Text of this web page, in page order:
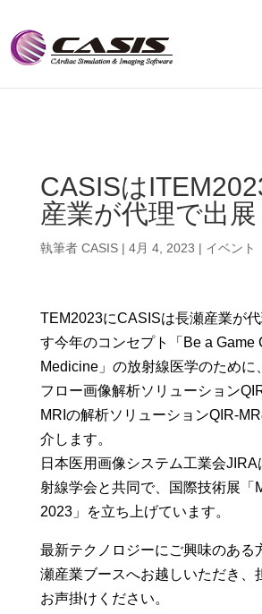
CASISは
産業が代理で出
執筆者 CASIS| 4月 4, 2023 | イベント
TEM2023にCASISは長瀬産業が
す今年のコンセプト「Be a Game
Medicine」の放射線医学のために
フロー画像解析ソリューション
MRIの解析ソリューションQIR-
介します。
日本医用画像システム工業会
射線学会と共同で、国際技術展「
2023」を立ち上げています。
最新テクノロジーにご興味のある
瀬産業ブースへお越しいただき、
お声掛けください。